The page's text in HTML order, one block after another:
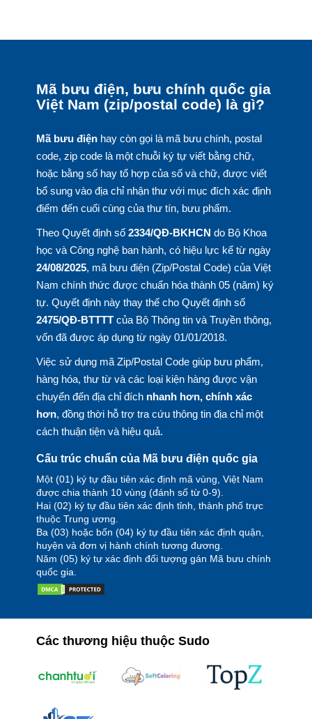
Mã bưu điện, bưu chính quốc gia
Việt Nam (zip/postal code) là gì?
Mã bưu điệnhay còn gọi là mã bưu chính, postal
code, zip code là một chuỗi ký tự viết bằng chữ,
hoặc bằng số hay tổ hợp của số và chữ, được viết
bổ sung vào địa chỉ nhận thư với mục đích xác định
điểm đến cuối cùng của thư tín, bưu phẩm.
Theo Quyết định số 2334/QĐ-BKHCN do Bộ Khoa
học và Công nghệ ban hành, có hiệu lực kể từ ngày
24/08/2025, mã bưu điện (Zip/Postal Code) của Việt
Nam chính thức được chuẩn hóa thành 05 (năm) ký
tự. Quyết định này thay thế cho Quyết định số
2475/QĐ-BTTTTcủa Bộ Thông tin và Truyền thông,
vốn đã được áp dụng từ ngày 01/01/2018.
Việc sử dụng mã Zip/Postal Code giúp bưu phẩm,
hàng hóa, thư từ và các loại kiện hàng được vận
chuyển đến địa chỉ đích nhanh hơn, chính xác
hơn, đồng thời hỗ trợ tra cứu thông tin địa chỉ một
cách thuận tiện và hiệu quả.
Cấu trúc chuẩn của Mã bưu điện quốc gia
Một (01) ký tự đầu tiên xác định mã vùng, Việt Nam
được chia thành 10 vùng (đánh số từ 0-9).
Hai (02) ký tự đầu tiên xác định tỉnh, thành phố trực
thuộc Trung ương.
Ba (03) hoặc bốn (04) ký tự đầu tiên xác định quận,
huyện và đơn vị hành chính tương đương.
Năm (05) ký tự xác định đối tượng gán Mã bưu chính
quốc gia.
Các thương hiệu thuộc Sudo